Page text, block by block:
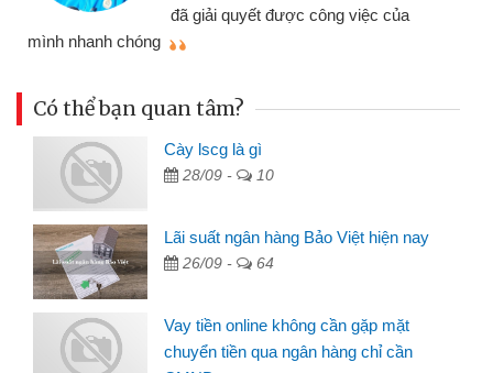
đã giải quyết được công việc của
mình nhanh chóng
Có thể bạn quan tâm?
Cày lscg là gì
28/09 - 10
Lãi suất ngân hàng Bảo Việt hiện nay
26/09 - 64
Vay tiền online không cần gặp mặt
chuyển tiền qua ngân hàng chỉ cần